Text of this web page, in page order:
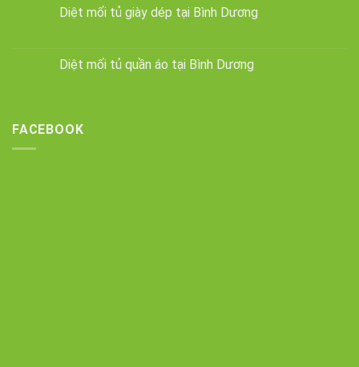
Diệt mối tủ giày dép tại Bình Dương
Diệt mối tủ quần áo tại Bình Dương
FACEBOOK